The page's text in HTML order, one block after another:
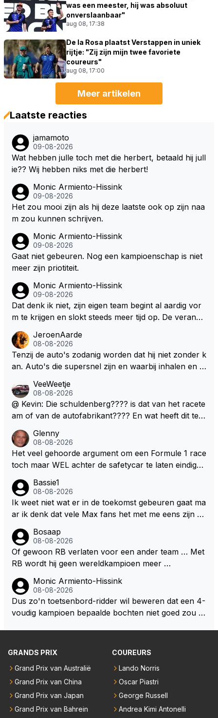
was een meester, hij was absoluut
onverslaanbaar"
aug 08, 17:38
De la Rosa plaatst Verstappen in uniek
rijtje: "Zij zijn mijn twee favoriete
coureurs"
aug 08, 17:00
Meer artikelen
Laatste reacties
jamamoto
09-08-2026
Wat hebben julle toch met die herbert, betaald hij jull
ie?? Wij hebben niks met die herbert!
Monic Armiento-Hissink
09-08-2026
Het zou mooi zijn als hij deze laatste ook op zijn naa
m zou kunnen schrijven.
Monic Armiento-Hissink
09-08-2026
Gaat niet gebeuren. Nog een kampioenschap is niet
meer zijn priotiteit.
Monic Armiento-Hissink
09-08-2026
Dat denk ik niet, zijn eigen team begint al aardig vor
m te krijgen en slokt steeds meer tijd op. De verande
en zullen ben ik bang niet het gewenste effect hebb
en. Mocht het wel zo zijn dan zal het 3 jaar zijn, hoo
guit 5 jaar maar echt niet langer. Vergeet niet, hij hee
em meer plezier gebracht dan de F1 op dit moment.
JeroenAarde
08-08-2026
Tenzij de auto's zodanig worden dat hij niet zonder k
an. Auto's die supersnel zijn en waarbij inhalen en v
ronkende motoren en op de grenzen rijden van de
mogelijkheden. Het ouderwetse racen waarbij de ma
nnen en jongens verdeeld worden. Als deze auto's g
uden dan dat hij op dit moment beweerd. Dan kan hij
zijn talenten en uitzonderlijke klasse laten zien en he
eft daar enorm veel lol aan.
VeeWeetje
08-08-2026
@ Kevin: Die schuldenberg???? is dat van het racete
am of van de autofabrikant???? En wat heeft dit te
ert nu de spindoctor van newey geworden?? Eerlijk
gezegd snap ik de de kop én het artikel niet echt.
Glenny
08-08-2026
Het veel gehoorde argument om een Formule 1 race
toch maar WEL achter de safetycar te laten eindigen
dat men vreest voor een brandstof tekort. Kennelijk
rijden de teams met tot op de liter afgemeten peut...
Bassie1
08-08-2026
Ik weet niet wat er in de toekomst gebeuren gaat ma
ar ik denk dat vele Max fans het met me eens zijn da
zijn als Alonso samen met Max ergens in een vieren
twings uur race samen in een team zouden zitten. D
eze 2 coureurs zouden een fantastisch affiche zijn v
Bosaap
08-08-2026
Of gewoon RB verlaten voor een ander team … Met
RB wordt hij geen wereldkampioen meer …
Monic Armiento-Hissink
08-08-2026
Dus zo'n toetsenbord-ridder wil beweren dat een 4-
voudig kampioen bepaalde bochten niet goed zou n
GRANDS PRIX
Grand Prix van Australië
Grand Prix van China
Grand Prix van Japan
Grand Prix van Bahrein
COUREURS
Lando Norris
Oscar Piastri
George Russell
Andrea Kimi Antonelli